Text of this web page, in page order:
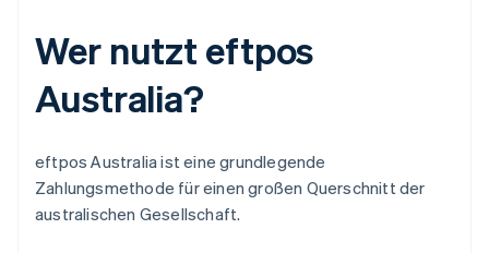
Wer nutzt eftpos
Australia?
eftpos Australia ist eine grundlegende
Zahlungsmethode für einen großen Querschnitt der
australischen Gesellschaft.